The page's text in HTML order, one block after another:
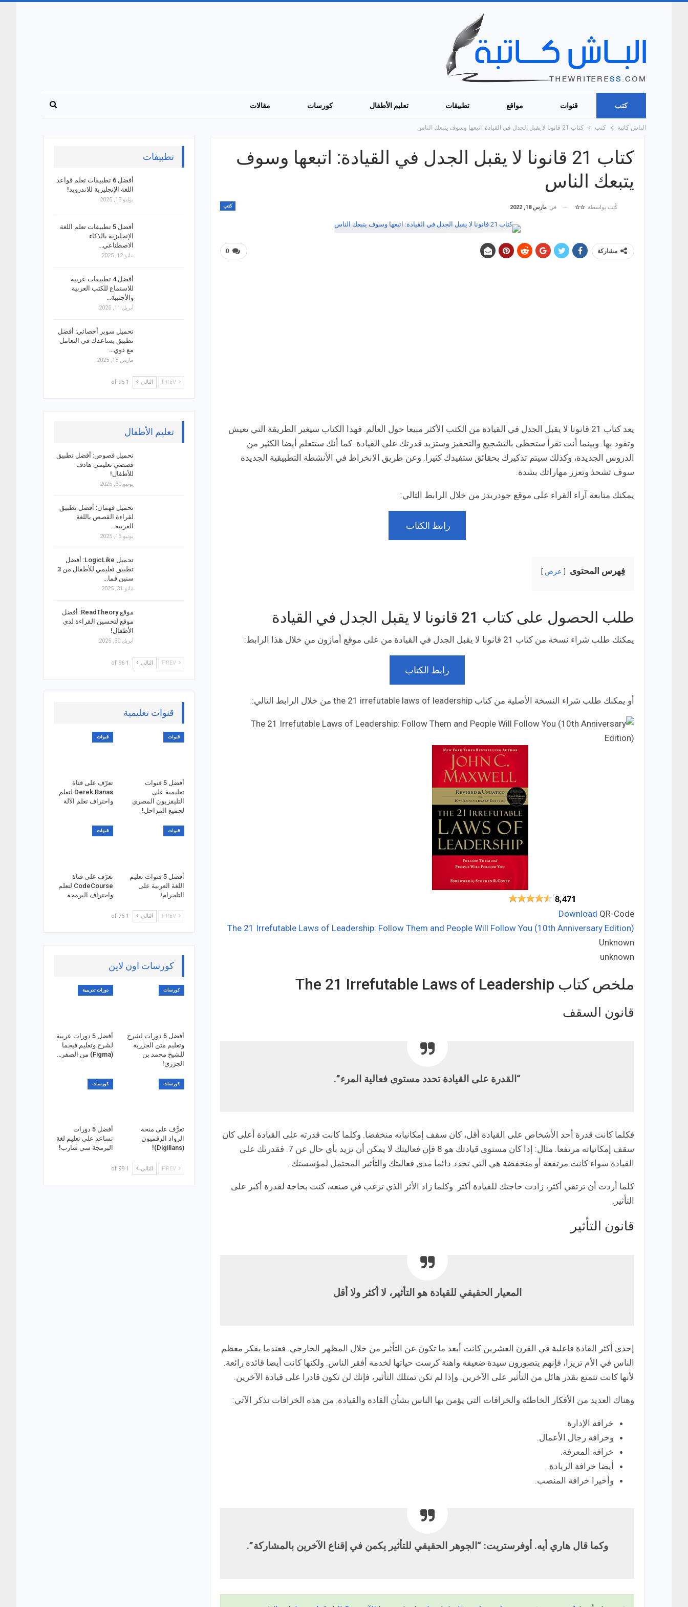
كتب قنوات مواقع تطبيقات تعليم الأطفال كورسات مقالات
الباش كاتبة كتب كتاب 21 قانونا لا يقبل الجدل في القيادة: اتبعها وسوف يتبعك الناس
كتاب 21 قانونا لا يقبل الجدل في القيادة: اتبعها وسوف
يتبعك الناس
كتب كُتِب بواسطة ☆☆ في مارس 18, 2022
0 مشاركة
يعد كتاب 21 قانونا لا يقبل الجدل في القيادة من الكتب الأكثر مبيعا حول العالم. فهذا الكتاب سيغير الطريقة التي تعيش
وتقود بها. وبينما أنت تقرأ ستحظى بالتشجيع والتحفيز وستزيد قدرتك على القيادة. كما أنك ستتعلم أيضا الكثير من
الدروس الجديدة، وكذلك سيتم تذكيرك بحقائق ستفيدك كثيرا. وعن طريق الانخراط في الأنشطة التطبيقية الجديدة
سوف تشحذ وتعزز مهاراتك بشدة.
يمكنك متابعة آراء القراء على موقع جودريدز من خلال الرابط التالي:
رابط الكتاب
فِهرس المحتوى عرض
طلب الحصول على كتاب 21 قانونا لا يقبل الجدل في القيادة
يمكنك طلب شراء نسخة من كتاب 21 قانونا لا يقبل الجدل في القيادة من على موقع أمازون من خلال هذا الرابط:
رابط الكتاب
أو يمكنك طلب شراء النسخة الأصلية من كتاب the 21 irrefutable laws of leadership من خلال الرابط التالي:
Download QR-Code
The 21 Irrefutable Laws of Leadership: Follow Them and People Will Follow You (10th Anniversary Edition)
Unknown
unknown
ملخص كتاب The 21 Irrefutable Laws of Leadership
قانون السقف
“القدرة على القيادة تحدد مستوى فعالية المرء”.
فكلما كانت قدرة أحد الأشخاص على القيادة أقل، كان سقف إمكانياته منخفضا. وكلما كانت قدرته على القيادة أعلى كان
سقف إمكانياته مرتفعا. مثال: إذا كان مستوى قيادتك هو 8 فإن فعاليتك لا يمكن أن تزيد بأي حال عن 7. فقدرتك على
القيادة سواء كانت مرتفعة أو منخفضة هي التي تحدد دائما مدى فعاليتك والتأثير المحتمل لمؤسستك.
كلما أردت أن ترتقي أكثر، زادت حاجتك للقيادة أكثر. وكلما زاد الأثر الذي ترغب في صنعه، كنت بحاجة لقدرة أكبر على
التأثير.
قانون التأثير
المعيار الحقيقي للقيادة هو التأثير، لا أكثر ولا أقل
إحدى أكثر القادة فاعلية في القرن العشرين كانت أبعد ما تكون عن التأثير من خلال المظهر الخارجي. فعندما يفكر معظم
الناس في الأم تريزا، فإنهم يتصورون سيدة ضعيفة واهنة كرست حياتها لخدمة أفقر الناس. ولكنها كانت أيضا قائدة رائعة.
لأنها كانت تتمتع بقدر هائل من التأثير على الآخرين. وإذا لم تكن تمتلك التأثير، فإنك لن تكون قادرا على قيادة الآخرين.
وهناك العديد من الأفكار الخاطئة والخرافات التي يؤمن بها الناس بشأن القادة والقيادة. من هذه الخرافات نذكر الآتي:
خرافة الإدارة.
وخرافة رجال الأعمال.
خرافة المعرفة.
أيضا خرافة الريادة.
وأخيرا خرافة المنصب.
وكما قال هاري أيه. أوفرستريت: “الجوهر الحقيقي للتأثير يكمن في إقناع الآخرين بالمشاركة”.
تطبيقات
أفضل 6 تطبيقات تعلم قواعد
اللغة الإنجليزية للاندرويد!
يوليو 13, 2025
أفضل 5 تطبيقات تعلم اللغة
الإنجليزية بالذكاء
الاصطناعي…
مايو 12, 2025
أفضل 4 تطبيقات عربية
للاستماع للكتب العربية
والأجنبية…
أبريل 11, 2025
تحميل سوبر أخصائي: أفضل
تطبيق يساعدك في التعامل
مع ذوي…
مارس 18, 2025
التالي 1 of 95
تعليم الأطفال
تحميل قصوص: أفضل تطبيق
قصصي تعليمي هادف
للأطفال!
يونيو 30, 2025
تحميل فهمان: أفضل تطبيق
لقراءة القصص باللغة
العربية…
يونيو 13, 2025
تحميل LogicLike: أفضل
تطبيق تعليمي للأطفال من 3
سنين فما…
مايو 31, 2025
موقع ReadTheory: أفضل
موقع لتحسين القراءة لدى
الأطفال!
أبريل 30, 2025
التالي 1 of 96
قنوات تعليمية
قنوات
أفضل 5 قنوات
تعليمية على
التليفزيون المصري
لجميع المراحل!
قنوات
تعرّف على قناة
Derek Banas لتعلم
واحتراف تعلم الآلة
قنوات
أفضل 5 قنوات تعليم
اللغة العربية على
التلجرام!
قنوات
تعرّف على قناة
CodeCourse لتعلم
واحتراف البرمجة
التالي 1 of 75
كورسات اون لاين
كورسات
أفضل 5 دورات لشرح
وتعليم متن الجزرية
للشيخ محمد بن
الجزري!
دورات تدريبية
أفضل 5 دورات عربية
لشرح وتعليم فيجما
(Figma) من الصفر…
كورسات
تعرَّف على منحة
الرواد الرقميون
(Digilians)!
كورسات
أفضل 5 دورات
تساعد على تعليم لغة
البرمجة سي شارب!
التالي 1 of 99